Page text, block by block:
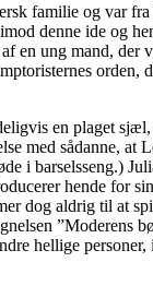
familie og var
denne ide og
en ung mand,
orden,
en plaget
med sådanne, at
i barselsseng.)
hende for
dog aldrig til at
”Moderens
hellige